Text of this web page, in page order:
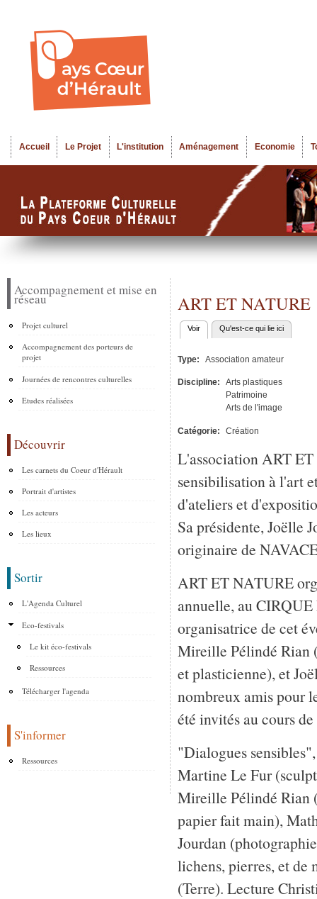
Menu principal
Accueil Le Projet L'institution Aménagement Economie
Accompagnement et mise en
réseau
Projet culturel
Accompagnement des porteurs de
projet
Journées de rencontres culturelles
Etudes réalisées
Découvrir
Les carnets du Coeur d'Hérault
Portrait d'artistes
Les acteurs
Les lieux
Sortir
L'Agenda Culturel
Eco-festivals
Le kit éco-festivals
Ressources
Télécharger l'agenda
S'informer
Ressources
ART ET NATURE
Onglets principaux
Voir (onglet actif)
Qu'est-ce qui lie ici
Type: Association amateur
Discipline:
Arts plastiques
Patrimoine
Arts de l'image
Catégorie: Création
L'association ART
sensibilisation à l'art
d'ateliers et
Sa présidente, Joëlle
originaire de
ART ET NATURE
annuelle, au
organisatrice de cet
Mireille Pélindé Rian
et plasticienne), et
nombreux amis pour
été invités au cours
"Dialogues
Martine Le Fur
Mireille Pélindé Rian
papier fait main),
Jourdan
lichens, pierres, et de
(Terre). Lecture